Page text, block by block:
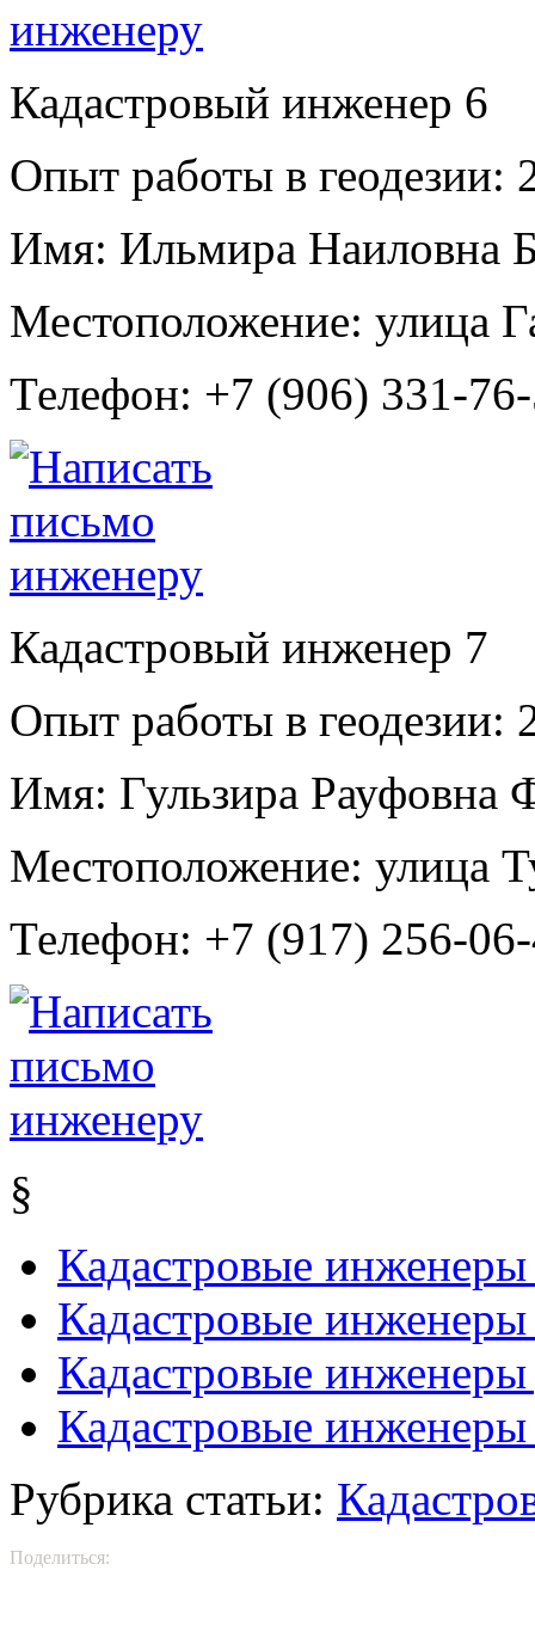
Кадастровый инженер 6
Опыт работы в геодезии:
Имя: Ильмира Наиловна
Местоположение: улица
Телефон: +7 (906) 331-
Кадастровый инженер 7
Опыт работы в геодезии:
Имя: Гульзира Рауфовна
Местоположение: улица
Телефон: +7 (917) 256-
§
Кадастровые
Кадастровые
Кадастровые
Кадастровые
Рубрика статьи:
Поделиться: